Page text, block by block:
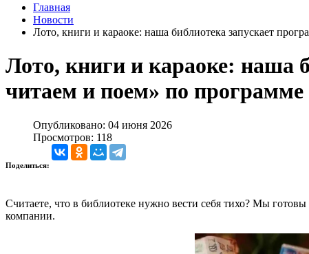
Главная
Новости
Лото, книги и караоке: наша библиотека запускает
Лото, книги и караоке: наша
читаем и поем» по
Опубликовано: 04 июня 2026
Просмотров: 118
Поделиться:
Считаете, что в библиотеке нужно вести себя тихо? Мы
компании.